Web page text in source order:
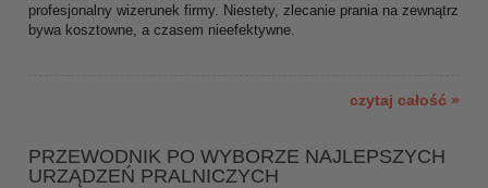
profesjonalny wizerunek firmy. Niestety, zlecanie prania na zewnątrz
bywa kosztowne, a czasem nieefektywne.
czytaj całość »
PRZEWODNIK PO WYBORZE NAJLEPSZYCH
URZĄDZEŃ PRALNICZYCH